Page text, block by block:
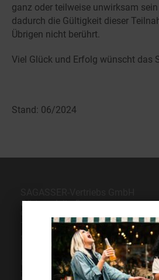
ganz oder teilweise unwirksam
dadurch die Gültigkeit dieser
Übrigen nicht berührt.
Viel Glück und Erfolg wünscht das
Stand: 06/2024
Gärtnersleite 5
96450 Coburg
Telefon09561 6490-0
servus@sagasser.de
Gastro / Großhandel